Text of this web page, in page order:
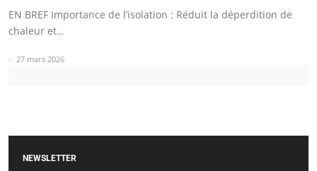
EN BREF Importance de l’isolation : Réduit la déperdition de
chaleur et…
27 mars 2026
NEWSLETTER